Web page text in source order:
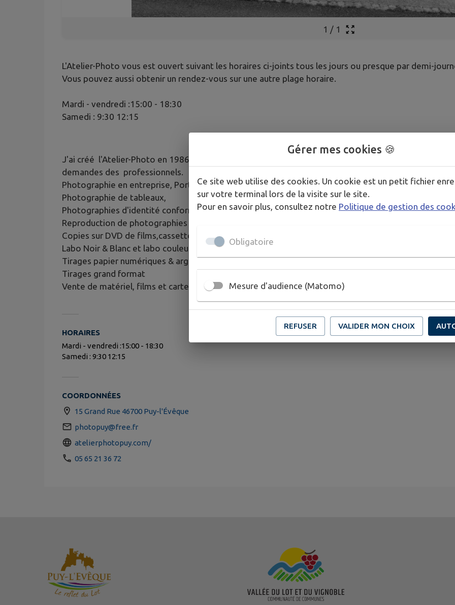
1 / 1
L'Atelier-Photo vous est ouvert suivant les horaires ci-joints tous les jours ou presque par demi-
Vous pouvez aussi obtenir un rendez-vous sur une autre plage horaire.
Mardi - vendredi :15:00 - 18:30
Samedi : 9:30 12:15
J'ai créé l'Atelier-Photo en 1986. Le dialogue y est ouvert autour de la photographie de portrait,
demandes des professionnels.
Photographie en entreprise, Portrait, Mariage, Reportage.
Photographie de tableaux,
Photographies d'identité conformes aux normes ANTS
Reproduction de photographies anciennes.
Copies sur DVD de films,cassettes, diapos,photos
Labo Noir & Blanc et labo couleur sur place
Tirages papier numériques & argentiques
Tirages grand format
Vente de matériel, films et cartes
HORAIRES
Mardi - vendredi :15:00 - 18:30
Samedi : 9:30 12:15
COORDONNÉES
15 Grand Rue 46700 Puy-l'Évêque
photopuy@free.fr
atelierphotopuy.com/
05 65 21 36 72
Gérer mes cookies 🍪
Ce site web utilise des cookies. Un cookie est un petit fichier
sur votre terminal lors de la visite sur le site.
Pour en savoir plus, consultez notre Politique de gestion des
Obligatoire
Mesure d'audience (Matomo)
REFUSER VALIDER MON CHOIX